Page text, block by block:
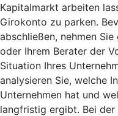
Kapitalmarkt arbeiten
Girokonto zu parken.
abschließen, nehmen
oder Ihrem Berater der
Situation Ihres
analysieren Sie, welche
Unternehmen hat und
langfristig ergibt. Bei